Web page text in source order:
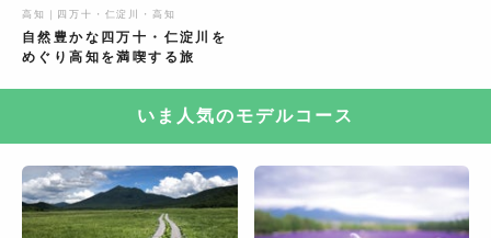
高知｜四万十・仁淀川・高知
自然豊かな四万十・仁淀川を
めぐり高知を満喫する旅
いま人気のモデルコース